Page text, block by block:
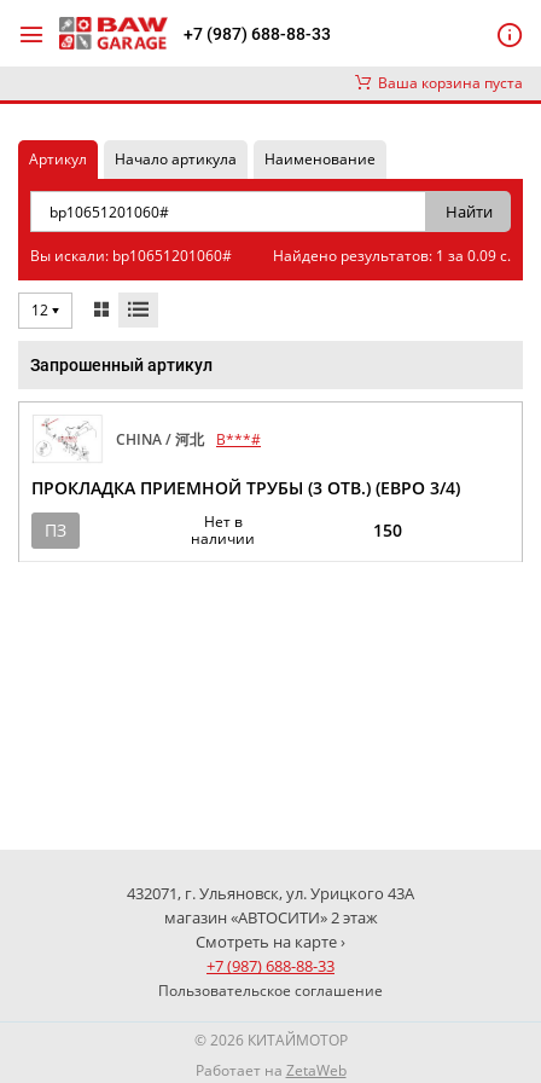
+7 (987) 688-88-33
Ваша корзина пуста
Артикул Начало артикула Наименование
Вы искали: bp10651201060# Найдено результатов: 1 за 0.09 с.
12
Запрошенный артикул
CHINA / 河北 B***#
ПРОКЛАДКА ПРИЕМНОЙ ТРУБЫ (3 ОТВ.) (ЕВРО 3/4)
ПЗ
Нет в
наличии
150
432071, г. Ульяновск, ул. Урицкого 43А
магазин «АВТОСИТИ» 2 этаж
Смотреть на карте ›
+7 (987) 688-88-33
Пользовательское соглашение
© 2026 КИТАЙМОТОР
Работает на ZetaWeb